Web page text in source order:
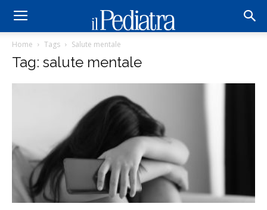
Home Tags Salute mentale
Tag: salute mentale